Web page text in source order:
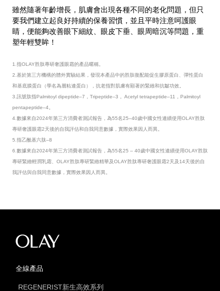
雖然隨著年齡增長，肌膚會出現各種不同的老化問題，但只
要我們建立起良好持續的保養習慣，並且平時注意呵護眼
睛，便能夠改善眼下細紋、眼皮下垂、眼周暗沉等問題，重
塑年輕雙眸！
1.指OLAY胜肽專研奢護眼霜的產品暱稱。
2.基於第三方機構的體外實驗結果，發現本產品中的胜肽復配能促生膠原蛋白、彈性蛋白
和基底膜蛋白（學名為層粘連蛋白），抗老指對肌膚有顯著的緊緻和抗皺功效。
3.訊號肽指Palmitoyl dipeptide–7，Tripeptide–3， Acetyl tetrapeptide–11，Palmitoyl
pentapeptide–4。
4.數據來自2024年第三方消費者測試報告，為55名25–40歲中國女性連續使用OLAY胜肽
專研奢護眼霜2天後的自我評估和自我同意數據，實際效果因人而異。
5.指乙酰基六肽–8
6.數據來自2024年第三方消費者測試報告，為55名25 – 40歲中國女性連續使用OLAY胜肽
專研緊緻輕潤乳霜、OLAY胜肽專研緊緻精華及OLAY胜肽專研奢護眼霜2天及14天後的自
我評估與自我同意數據，實際效果因人而異。
全線產品
REGENERIST新生高效系列